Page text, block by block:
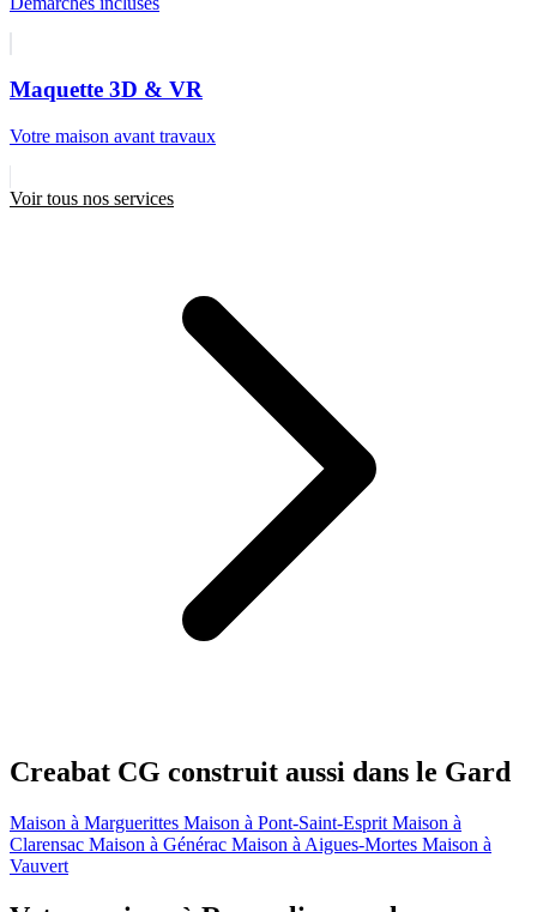
Maquette 3D & VR
Votre maison avant travaux
Voir tous nos services
Creabat CG construit aussi dans le Gard
Maison à Marguerittes Maison à Pont-Saint-Esprit Maison à
Clarensac Maison à Générac Maison à Aigues-Mortes Maison à
Vauvert